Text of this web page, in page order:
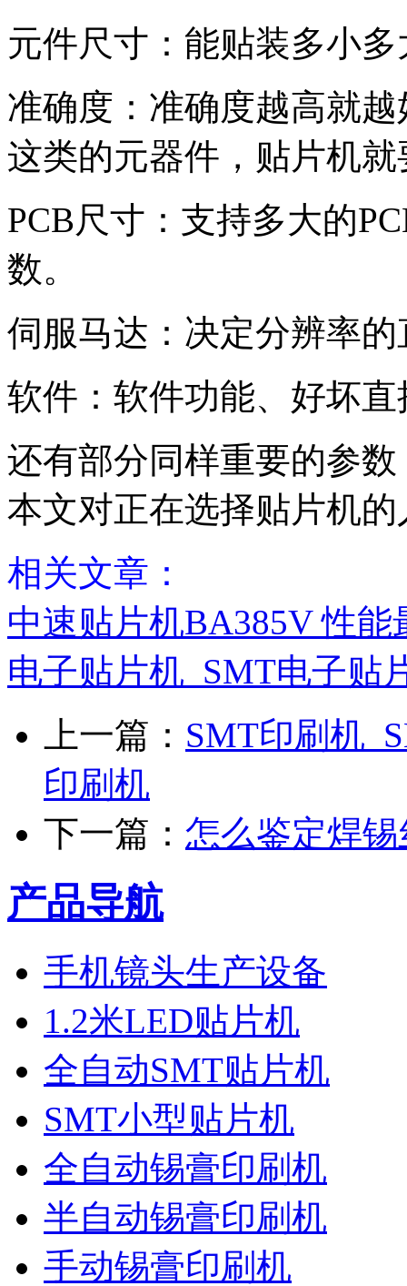
元件尺寸：能贴装多小
准确度：准确度越高就
这类的元器件，贴片机
PCB尺寸：支持多大的
数。
伺服马达：决定分辨率
软件：软件功能、好坏
还有部分同样重要的参
本文对正在选择贴片机
相关文章：
中速贴片机BA385V 性
电子贴片机_SMT电子贴
上一篇： SMT印刷机
印刷机
下一篇： 怎么鉴定焊
产品导航
手机镜头生产设备
1.2米LED贴片机
全自动SMT贴片机
SMT小型贴片机
全自动锡膏印刷机
半自动锡膏印刷机
手动锡膏印刷机